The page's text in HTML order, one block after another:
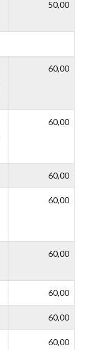
50,00
60,00
60,00
60,00
60,00
60,00
60,00
60,00
60,00